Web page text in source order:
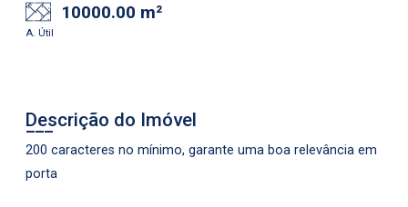
10000.00 m²
A. Útil
Descrição do Imóvel
200 caracteres no mínimo, garante uma boa relevância em
porta